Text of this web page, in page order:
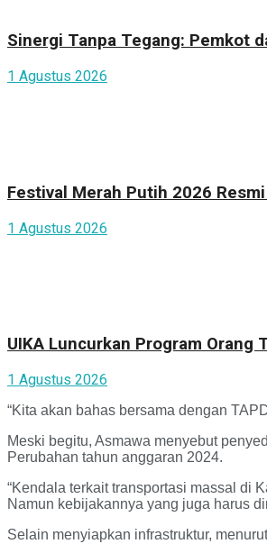
Sinergi Tanpa Tegang: Pemkot
1 Agustus 2026
Festival Merah Putih 2026
1 Agustus 2026
UIKA Luncurkan Program Orang
1 Agustus 2026
“Kita akan bahas bersama dengan
Meski begitu, Asmawa menyebut
Perubahan tahun anggaran 2024.
“Kendala terkait transportasi massal di
Namun kebijakannya yang juga harus
Selain menyiapkan infrastruktur,